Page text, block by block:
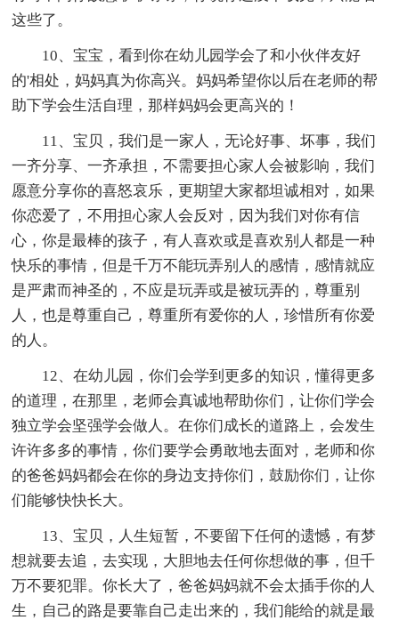
这些了。
10、宝宝，看到你在幼儿园学会了和小伙伴友好
的'相处，妈妈真为你高兴。妈妈希望你以后在老师的帮
助下学会生活自理，那样妈妈会更高兴的！
11、宝贝，我们是一家人，无论好事、坏事，我们
一齐分享、一齐承担，不需要担心家人会被影响，我们
愿意分享你的喜怒哀乐，更期望大家都坦诚相对，如果
你恋爱了，不用担心家人会反对，因为我们对你有信
心，你是最棒的孩子，有人喜欢或是喜欢别人都是一种
快乐的事情，但是千万不能玩弄别人的感情，感情就应
是严肃而神圣的，不应是玩弄或是被玩弄的，尊重别
人，也是尊重自己，尊重所有爱你的人，珍惜所有你爱
的人。
12、在幼儿园，你们会学到更多的知识，懂得更多
的道理，在那里，老师会真诚地帮助你们，让你们学会
独立学会坚强学会做人。在你们成长的道路上，会发生
许许多多的事情，你们要学会勇敢地去面对，老师和你
的爸爸妈妈都会在你的身边支持你们，鼓励你们，让你
们能够快快长大。
13、宝贝，人生短暂，不要留下任何的遗憾，有梦
想就要去追，去实现，大胆地去任何你想做的事，但千
万不要犯罪。你长大了，爸爸妈妈就不会太插手你的人
生，自己的路是要靠自己走出来的，我们能给的就是最